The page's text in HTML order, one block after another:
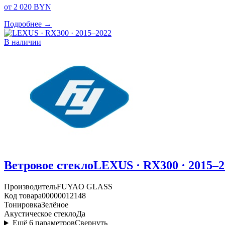
от 2 020 BYN
Подробнее →
В наличии
Ветровое стеклоLEXUS · RX300 ·
ПроизводительFUYAO GLASS
Код товара00000012148
ТонировкаЗелёное
Акустическое стеклоДа
Ещё 6 параметровСвернуть